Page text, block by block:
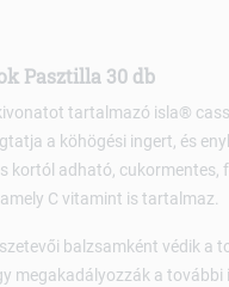
Pasztilla 30 db
tartalmazó isla®
a köhögési ingert, és
kortól adható, cukormentes,
C vitamint is tartalmaz.
balzsamként védik a
megakadályozzák a további